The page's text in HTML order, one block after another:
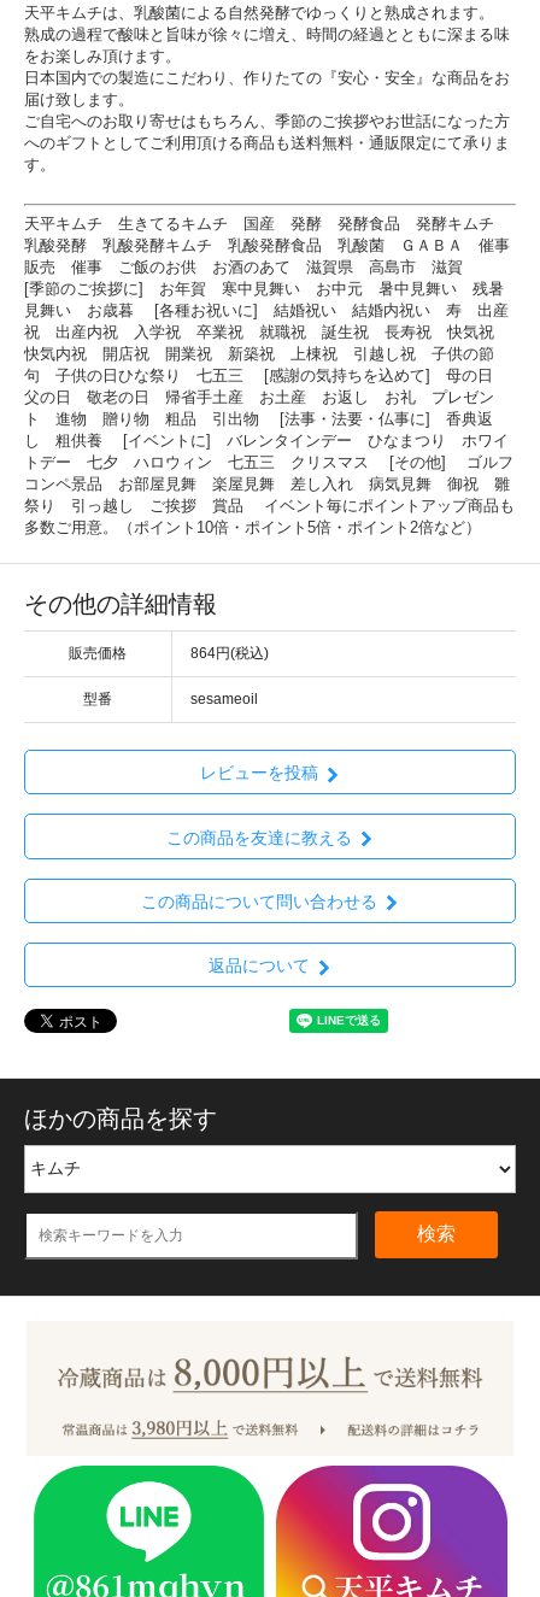
天平キムチは、乳酸菌による自然発酵でゆっくりと熟成されます。
熟成の過程で酸味と旨味が徐々に増え、時間の経過とともに深まる味
をお楽しみ頂けます。
日本国内での製造にこだわり、作りたての『安心・安全』な商品をお
届け致します。
ご自宅へのお取り寄せはもちろん、季節のご挨拶やお世話になった方
へのギフトとしてご利用頂ける商品も送料無料・通販限定にて承りま
す。
天平キムチ 生きてるキムチ 国産 発酵 発酵食品 発酵キムチ
乳酸発酵 乳酸発酵キムチ 乳酸発酵食品 乳酸菌 ＧＡＢＡ 催事
販売 催事 ご飯のお供 お酒のあて 滋賀県 高島市 滋賀
[季節のご挨拶に] お年賀 寒中見舞い お中元 暑中見舞い 残暑
見舞い お歳暮 [各種お祝いに] 結婚祝い 結婚内祝い 寿 出産
祝 出産内祝 入学祝 卒業祝 就職祝 誕生祝 長寿祝 快気祝
快気内祝 開店祝 開業祝 新築祝 上棟祝 引越し祝 子供の節
句 子供の日ひな祭り 七五三 [感謝の気持ちを込めて] 母の日
父の日 敬老の日 帰省手土産 お土産 お返し お礼 プレゼン
ト 進物 贈り物 粗品 引出物 [法事・法要・仏事に] 香典返
し 粗供養 [イベントに] バレンタインデー ひなまつり ホワイ
トデー 七夕 ハロウィン 七五三 クリスマス [その他] ゴルフ
コンペ景品 お部屋見舞 楽屋見舞 差し入れ 病気見舞 御祝 雛
祭り 引っ越し ご挨拶 賞品 イベント毎にポイントアップ商品も
多数ご用意。（ポイント10倍・ポイント5倍・ポイント2倍など）
その他の詳細情報
販売価格 864円(税込)
型番 sesameoil
レビューを投稿
この商品を友達に教える
この商品について問い合わせる
返品について
ほかの商品を探す
検索